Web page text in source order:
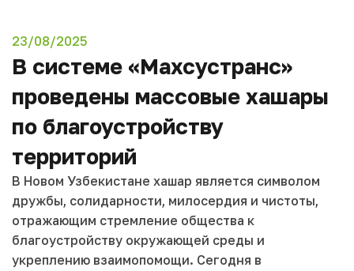
23/08/2025
В системе «Махсустранс»
проведены массовые хашары
по благоустройству
территорий
В Новом Узбекистане хашар является символом
дружбы, солидарности, милосердия и чистоты,
отражающим стремление общества к
благоустройству окружающей среды и
укреплению взаимопомощи. Сегодня в